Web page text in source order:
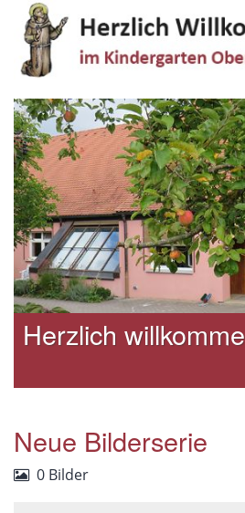
Herzlich
Neue Bilderserie
0 Bilder